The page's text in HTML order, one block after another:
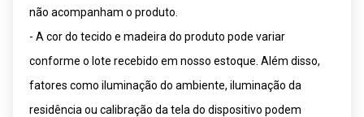
não acompanham o produto.
- A cor do tecido e madeira do produto pode variar
conforme o lote recebido em nosso estoque. Além disso,
fatores como iluminação do ambiente, iluminação da
residência ou calibração da tela do dispositivo podem